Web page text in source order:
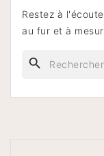
Restez à
au fur et à
search